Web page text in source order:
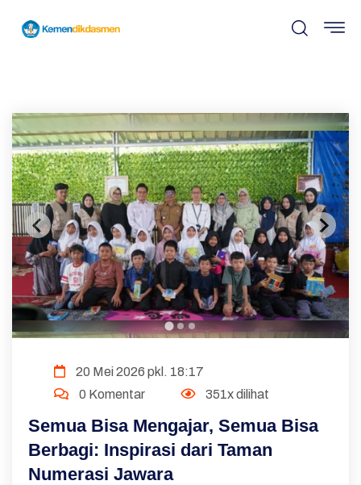
20 Mei 2026 pkl. 18:17
0 Komentar
351x dilihat
Semua Bisa Mengajar, Semua Bisa
Berbagi: Inspirasi dari Taman
Numerasi Jawara